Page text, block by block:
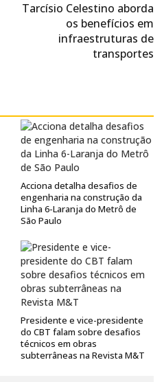
Tarcísio Celestino aborda
os benefícios em
infraestruturas de
transportes
Acciona detalha desafios de
engenharia na construção da
Linha 6-Laranja do Metrô de
São Paulo
Presidente e vice-presidente
do CBT falam sobre desafios
técnicos em obras
subterrâneas na Revista M&T